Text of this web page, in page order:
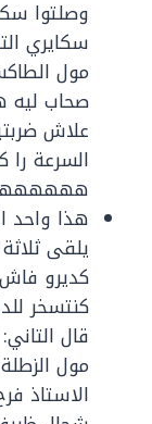
وصلتوا
سكايري
مول
صحاب ليه
علاش
السرعة را
هذا واحد
يلقى
كديرو
كنتسخر
قال
مول
الاستاذ